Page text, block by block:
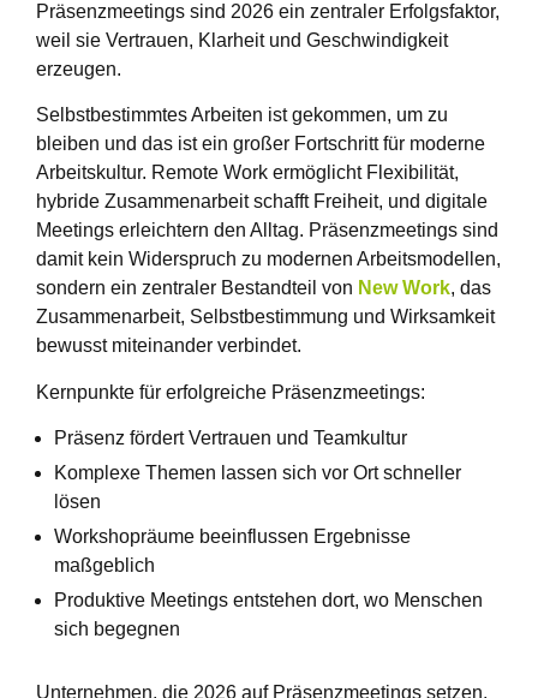
Präsenzmeetings sind 2026 ein zentraler Erfolgsfaktor,
weil sie Vertrauen, Klarheit und Geschwindigkeit
erzeugen.
Selbstbestimmtes Arbeiten ist gekommen, um zu
bleiben und das ist ein großer Fortschritt für moderne
Arbeitskultur. Remote Work ermöglicht Flexibilität,
hybride Zusammenarbeit schafft Freiheit, und digitale
Meetings erleichtern den Alltag. Präsenzmeetings sind
damit kein Widerspruch zu modernen Arbeitsmodellen,
sondern ein zentraler Bestandteil von New Work, das
Zusammenarbeit, Selbstbestimmung und Wirksamkeit
bewusst miteinander verbindet.
Kernpunkte für erfolgreiche Präsenzmeetings:
Präsenz fördert Vertrauen und Teamkultur
Komplexe Themen lassen sich vor Ort schneller
lösen
Workshopräume beeinflussen Ergebnisse
maßgeblich
Produktive Meetings entstehen dort, wo Menschen
sich begegnen
Unternehmen, die 2026 auf Präsenzmeetings setzen,